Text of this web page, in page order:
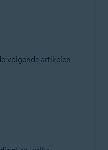
volgende artikelen